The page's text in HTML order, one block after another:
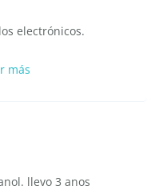
electrónicos.
más
llevo 3 anos